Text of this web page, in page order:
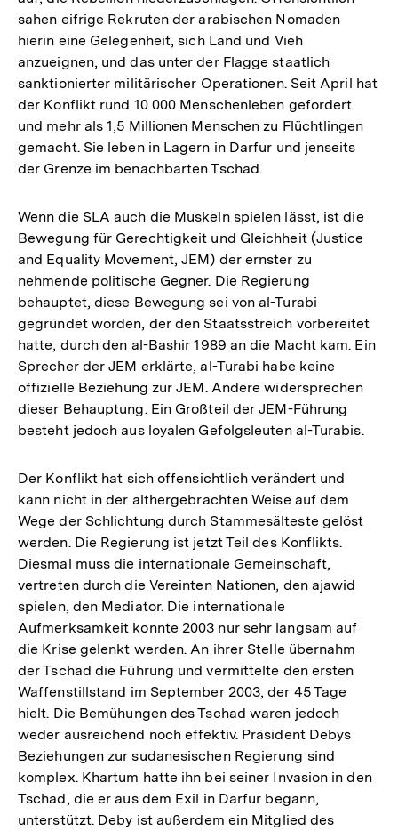
sahen eifrige Rekruten der arabischen Nomaden
hierin eine Gelegenheit, sich Land und Vieh
anzueignen, und das unter der Flagge staatlich
sanktionierter militärischer Operationen. Seit April hat
der Konflikt rund 10 000 Menschenleben gefordert
und mehr als 1,5 Millionen Menschen zu Flüchtlingen
gemacht. Sie leben in Lagern in Darfur und jenseits
der Grenze im benachbarten Tschad.
Wenn die SLA auch die Muskeln spielen lässt, ist die
Bewegung für Gerechtigkeit und Gleichheit (Justice
and Equality Movement, JEM) der ernster zu
nehmende politische Gegner. Die Regierung
behauptet, diese Bewegung sei von al-Turabi
gegründet worden, der den Staatsstreich vorbereitet
hatte, durch den al-Bashir 1989 an die Macht kam. Ein
Sprecher der JEM erklärte, al-Turabi habe keine
offizielle Beziehung zur JEM. Andere widersprechen
dieser Behauptung. Ein Großteil der JEM-Führung
besteht jedoch aus loyalen Gefolgsleuten al-Turabis.
Der Konflikt hat sich offensichtlich verändert und
kann nicht in der althergebrachten Weise auf dem
Wege der Schlichtung durch Stammesälteste gelöst
werden. Die Regierung ist jetzt Teil des Konflikts.
Diesmal muss die internationale Gemeinschaft,
vertreten durch die Vereinten Nationen, den ajawid
spielen, den Mediator. Die internationale
Aufmerksamkeit konnte 2003 nur sehr langsam auf
die Krise gelenkt werden. An ihrer Stelle übernahm
der Tschad die Führung und vermittelte den ersten
Waffenstillstand im September 2003, der 45 Tage
hielt. Die Bemühungen des Tschad waren jedoch
weder ausreichend noch effektiv. Präsident Debys
Beziehungen zur sudanesischen Regierung sind
komplex. Khartum hatte ihn bei seiner Invasion in den
Tschad, die er aus dem Exil in Darfur begann,
unterstützt. Deby ist außerdem ein Mitglied des